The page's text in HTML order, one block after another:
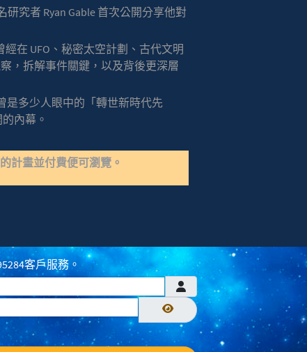
究者 Ryan Gable 首次公開分享他對
經在 UFO、秘密太空計劃、古代文明
，拆解事件關鍵，以及背後更深層
是多少人眼中的「轉世新時代先
內幕。
計畫並付費便可瀏覽。
客戶服務。
顯示密碼